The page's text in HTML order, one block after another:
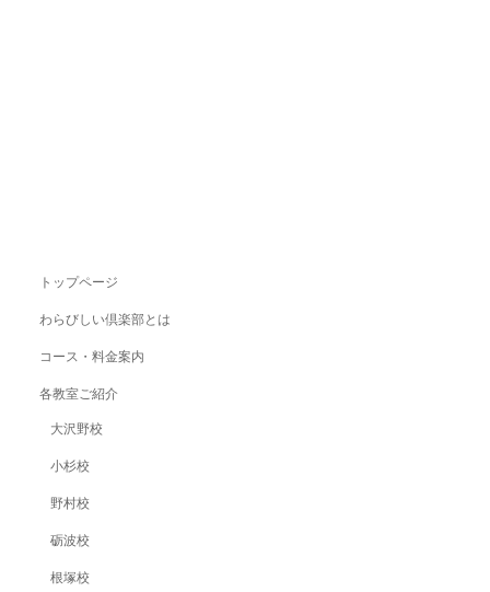
トップページ
わらびしい倶楽部とは
コース・料金案内
各教室ご紹介
大沢野校
小杉校
野村校
砺波校
根塚校